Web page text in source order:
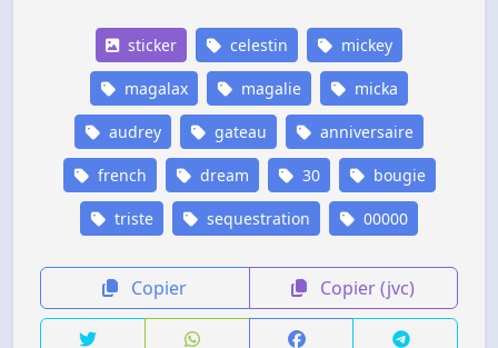
sticker celestin mickey
magalax magalie micka
audrey gateau anniversaire
french dream 30 bougie
triste sequestration 00000
Copier Copier (jvc)